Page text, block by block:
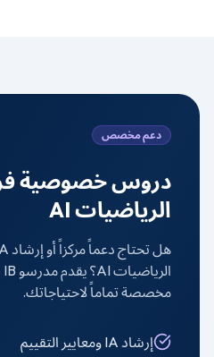
دعم مخصص
دروس خصوصية
الرياضيات AI
هل تحتاج دعماً مركزاً أو إرشاد IA أو مساعدة EE في
الرياضيات AI
مخصصة تماماً لاحتياجاتك.
إرشاد IA ومعايير التقييم